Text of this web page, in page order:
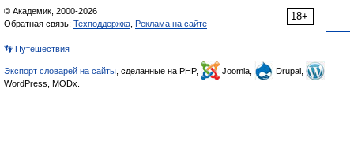
18+
© Академик, 2000-2026
Обратная связь: Техподдержка Реклама на сайте
👣 Путешествия
Экспорт словарей на сайты , сделанные на PHP, Joomla,
Drupal,
WordPress, MODx.